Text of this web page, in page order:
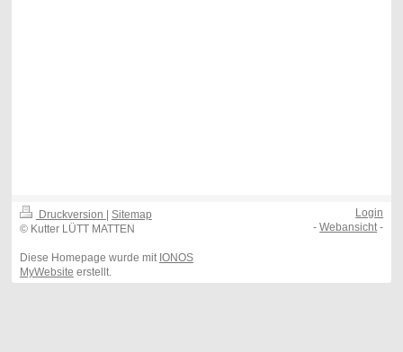
Druckversion
Sitemap
© Kutter LÜTT MATTEN
Diese Homepage wurde mit IONOS
MyWebsite erstellt.
Login
-Webansicht-